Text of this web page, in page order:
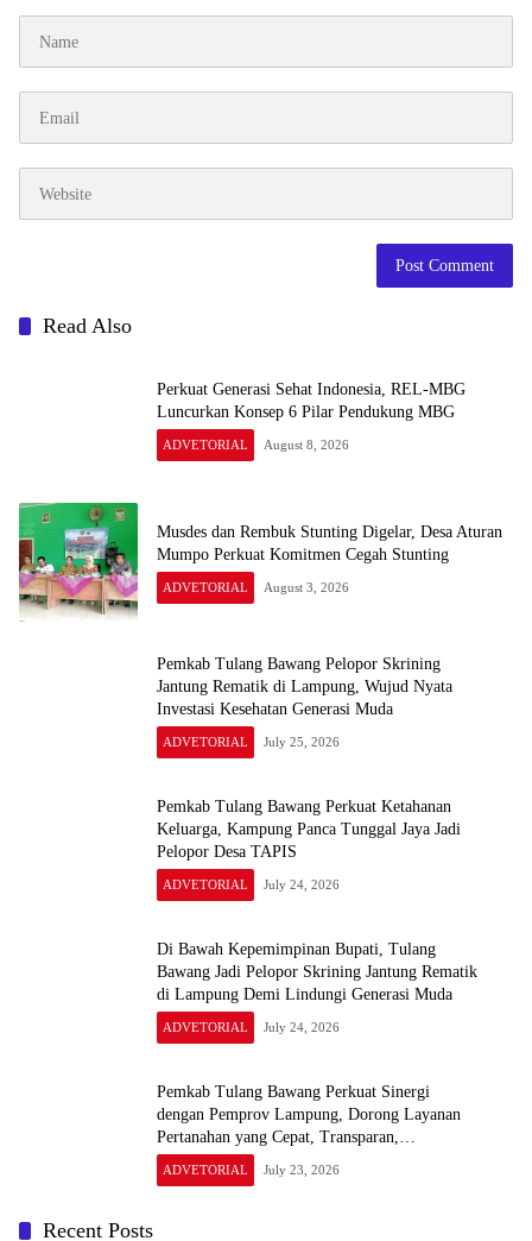
Read Also
Perkuat Generasi Sehat Indonesia, REL-MBG
Luncurkan Konsep 6 Pilar Pendukung MBG
ADVETORIAL August 8, 2026
Musdes dan Rembuk Stunting Digelar, Desa Aturan
Mumpo Perkuat Komitmen Cegah Stunting
ADVETORIAL August 3, 2026
Pemkab Tulang Bawang Pelopor Skrining
Jantung Rematik di Lampung, Wujud Nyata
Investasi Kesehatan Generasi Muda
ADVETORIAL July 25, 2026
Pemkab Tulang Bawang Perkuat Ketahanan
Keluarga, Kampung Panca Tunggal Jaya Jadi
Pelopor Desa TAPIS
ADVETORIAL July 24, 2026
Di Bawah Kepemimpinan Bupati, Tulang
Bawang Jadi Pelopor Skrining Jantung Rematik
di Lampung Demi Lindungi Generasi Muda
ADVETORIAL July 24, 2026
Pemkab Tulang Bawang Perkuat Sinergi
dengan Pemprov Lampung, Dorong Layanan
Pertanahan yang Cepat, Transparan,
dan Berintegritas
ADVETORIAL July 23, 2026
Recent Posts